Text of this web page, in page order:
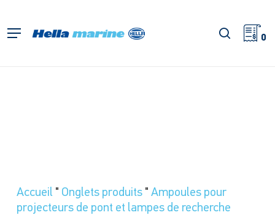
l'accueil
Menu 0
Accueil" Onglets produits" Ampoules pour
projecteurs de pont et lampes de recherche